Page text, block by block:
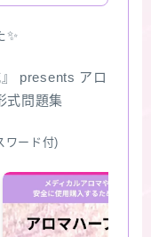
✨
presents アロ
式問題集
ワード付)